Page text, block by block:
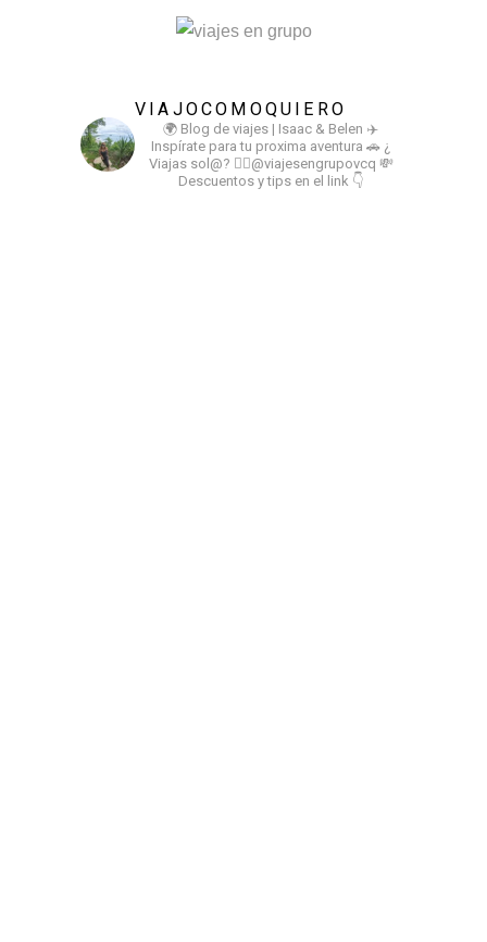
VIAJOCOMOQUIERO
🌍 Blog de viajes | Isaac & Belen ✈️
Inspírate para tu proxima aventura 🚗 ¿
Viajas sol@? 👉🏻@viajesengrupovcq 💸
Descuentos y tips en el link 👇